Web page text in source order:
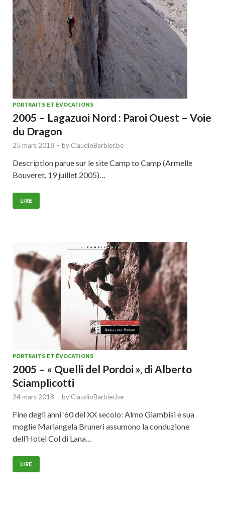
PORTRAITS ET ÉVOCATIONS
2005 – Lagazuoi Nord : Paroi Ouest – Voie
du Dragon
25 mars 2018 - by ClaudioBarbier.be
Description parue sur le site Camp to Camp (Armelle
Bouveret, 19 juillet 2005)…
LIRE
PORTRAITS ET ÉVOCATIONS
2005 – « Quelli del Pordoi », di Alberto
Sciamplicotti
24 mars 2018 - by ClaudioBarbier.be
Fine degli anni ’60 del XX secolo: Almo Giambisi e sua
moglie Mariangela Bruneri assumono la conduzione
dell’Hotel Col di Lana…
LIRE